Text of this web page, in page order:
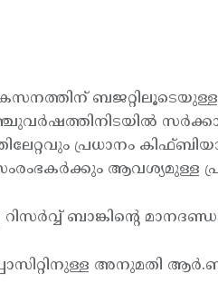
പ്രധാനം
ആവശ്യമുള്ള
റിസര്‍വ്വ് ബാങ്കിന്റെ
അനുമതി